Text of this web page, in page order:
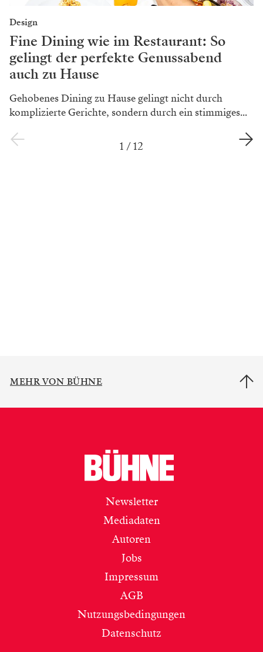
Design
Fine Dining wie im Restaurant: So
gelingt der perfekte Genussabend
auch zu Hause
Gehobenes Dining zu Hause gelingt nicht durch
komplizierte Gerichte, sondern durch ein stimmiges...
1 /12
MEHR VON BÜHNE
Newsletter
Mediadaten
Autoren
Jobs
Impressum
AGB
Nutzungsbedingungen
Datenschutz